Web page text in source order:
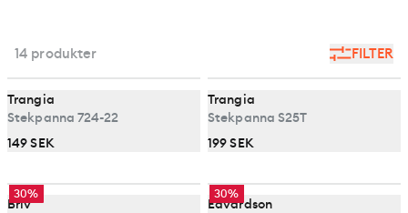
FILTER
14 produkter
Trangia
Stekpanna 724-22
149 SEK
Trangia
Stekpanna S25T
199 SEK
30%
Briv
30%
Edvardson